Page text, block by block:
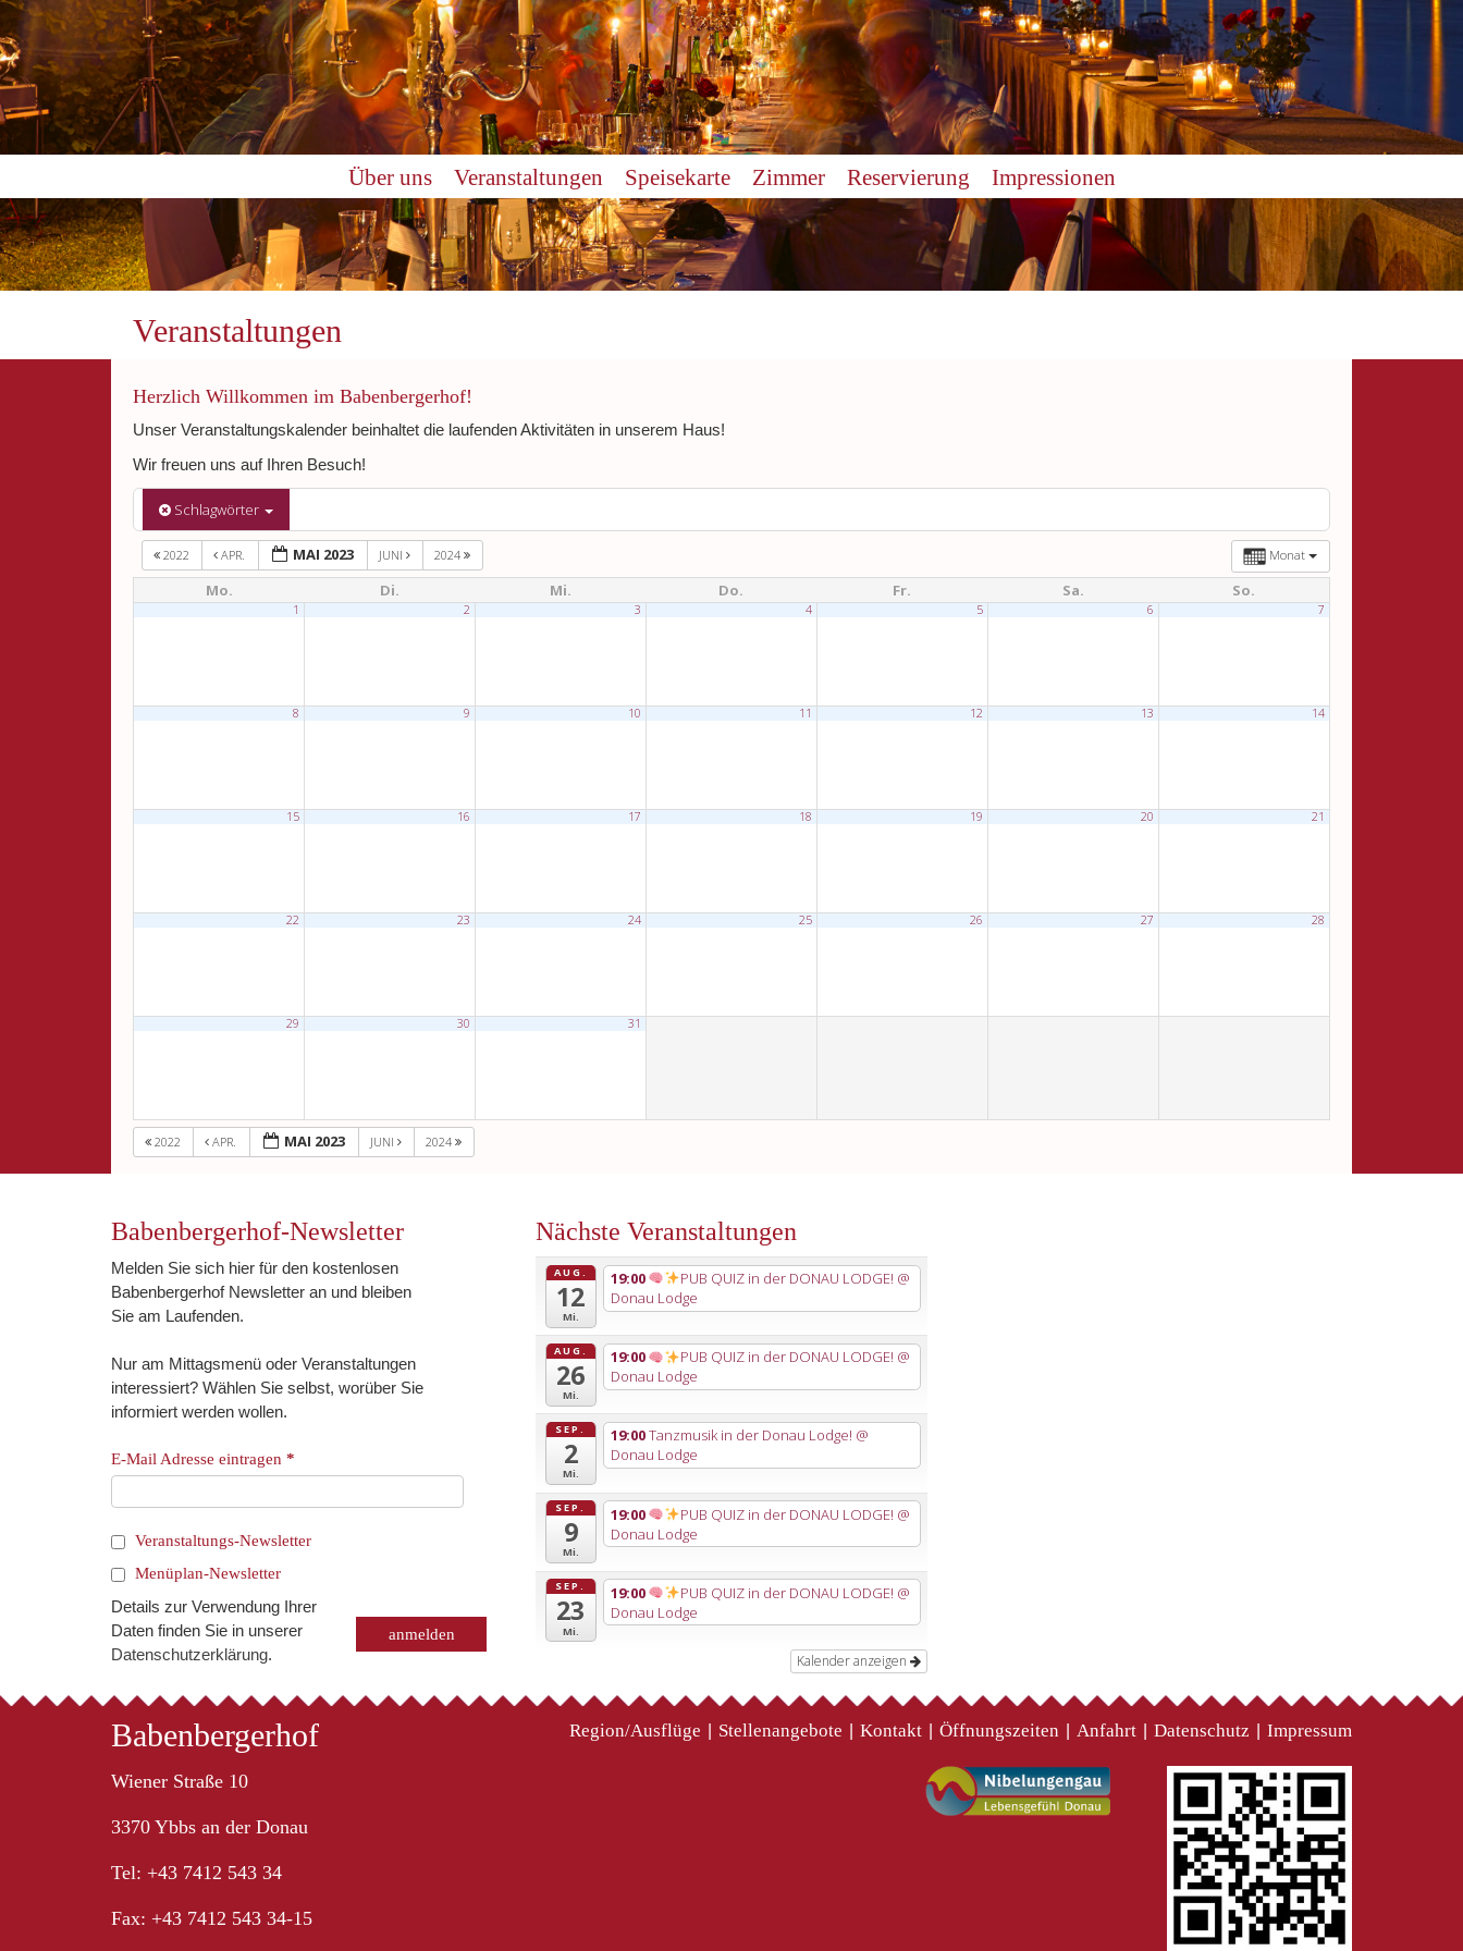
Über uns Veranstaltungen Speisekarte Zimmer Reservierung Impressionen
Veranstaltungen
Herzlich Willkommen im Babenbergerhof!
Unser Veranstaltungskalender beinhaltet die laufenden Aktivitäten in unserem Haus!
Wir freuen uns auf Ihren Besuch!
Schlagwörter
Monat
2022 APR. MAI 2023 JUNI 2024
Mo. Di. Mi. Do. Fr. Sa. So.
1 2 3 4 5 6 7
8 9 10 11 12 13 14
15 16 17 18 19 20 21
22 23 24 25 26 27 28
29 30 31
2022 APR. MAI 2023 JUNI 2024
Babenbergerhof-Newsletter
Melden Sie sich hier für den kostenlosen
Babenbergerhof Newsletter an und bleiben
Sie am Laufenden.
Nur am Mittagsmenü oder Veranstaltungen
interessiert? Wählen Sie selbst, worüber Sie
informiert werden wollen.
E-Mail Adresse eintragen *
Veranstaltungs-Newsletter
Menüplan-Newsletter
Details zur Verwendung Ihrer
Daten finden Sie in unserer
Datenschutzerklärung.
Nächste Veranstaltungen
AUG.
12
Mi.
19:00 PUB QUIZ in der DONAU LODGE! @
Donau Lodge
AUG.
26
Mi.
19:00 PUB QUIZ in der DONAU LODGE! @
Donau Lodge
SEP.
2
Mi.
19:00Tanzmusik in der Donau Lodge! @
Donau Lodge
SEP.
9
Mi.
19:00 PUB QUIZ in der DONAU LODGE! @
Donau Lodge
SEP.
23
Mi.
19:00 PUB QUIZ in der DONAU LODGE! @
Donau Lodge
Kalender anzeigen
Babenbergerhof
Wiener Straße 10
3370 Ybbs an der Donau
Tel: +43 7412 543 34
Fax: +43 7412 543 34-15
Region/Ausflüge Stellenangebote Kontakt Öffnungszeiten Anfahrt Datenschutz Impressum